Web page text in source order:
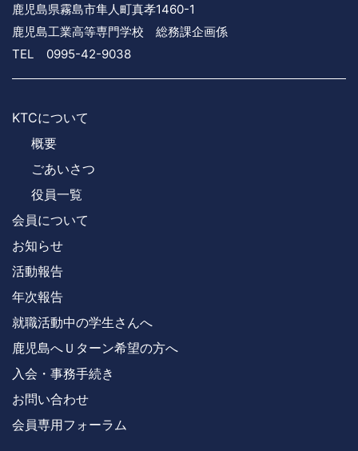
鹿児島県霧島市隼人町真孝1460-1
鹿児島工業高等専門学校 総務課企画係
TEL 0995-42-9038
KTCについて
概要
ごあいさつ
役員一覧
会員について
お知らせ
活動報告
年次報告
就職活動中の学生さんへ
鹿児島へＵターン希望の方へ
入会・事務手続き
お問い合わせ
会員専用フォーラム